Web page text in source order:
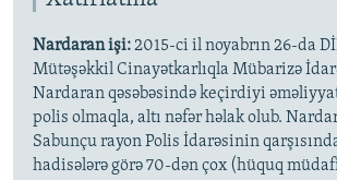
Nardaran işi:2015-ci il noyabrın 26-da
Mütəşəkkil Cinayətkarlıqla Mübarizə
Nardaran qəsəbəsində keçirdiyi
polis olmaqla, altı nəfər həlak olub.
Sabunçu rayon Polis İdarəsinin
hadisələrə görə 70-dən çox (hüquq